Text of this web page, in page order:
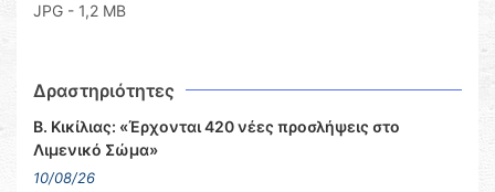
JPG - 1,2 MB
Δραστηριότητες
Β. Κικίλιας: «Έρχονται 420 νέες προσλήψεις στο
Λιμενικό Σώμα»
10/08/26